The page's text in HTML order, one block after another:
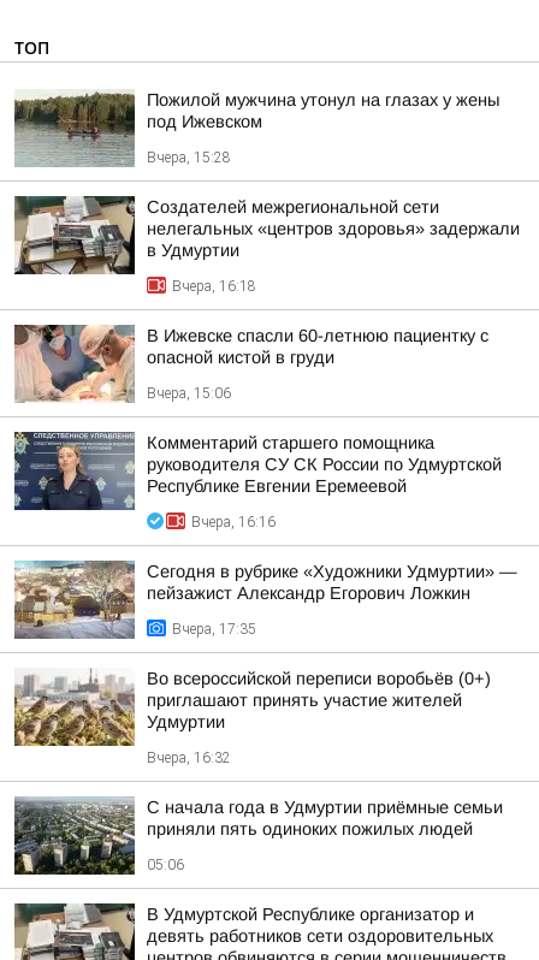
ТОП
Пожилой мужчина утонул на глазах у жены
под Ижевском
Вчера, 15:28
Создателей межрегиональной сети
нелегальных «центров здоровья» задержали
в Удмуртии
Вчера, 16:18
В Ижевске спасли 60-летнюю пациентку с
опасной кистой в груди
Вчера, 15:06
Комментарий старшего помощника
руководителя СУ СК России по Удмуртской
Республике Евгении Еремеевой
Вчера, 16:16
Сегодня в рубрике «Художники Удмуртии» —
пейзажист Александр Егорович Ложкин
Вчера, 17:35
Во всероссийской переписи воробьёв (0+)
приглашают принять участие жителей
Удмуртии
Вчера, 16:32
С начала года в Удмуртии приёмные семьи
приняли пять одиноких пожилых людей
05:06
В Удмуртской Республике организатор и
девять работников сети оздоровительных